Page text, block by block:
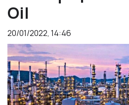
Oil
20/01/2022, 14:46